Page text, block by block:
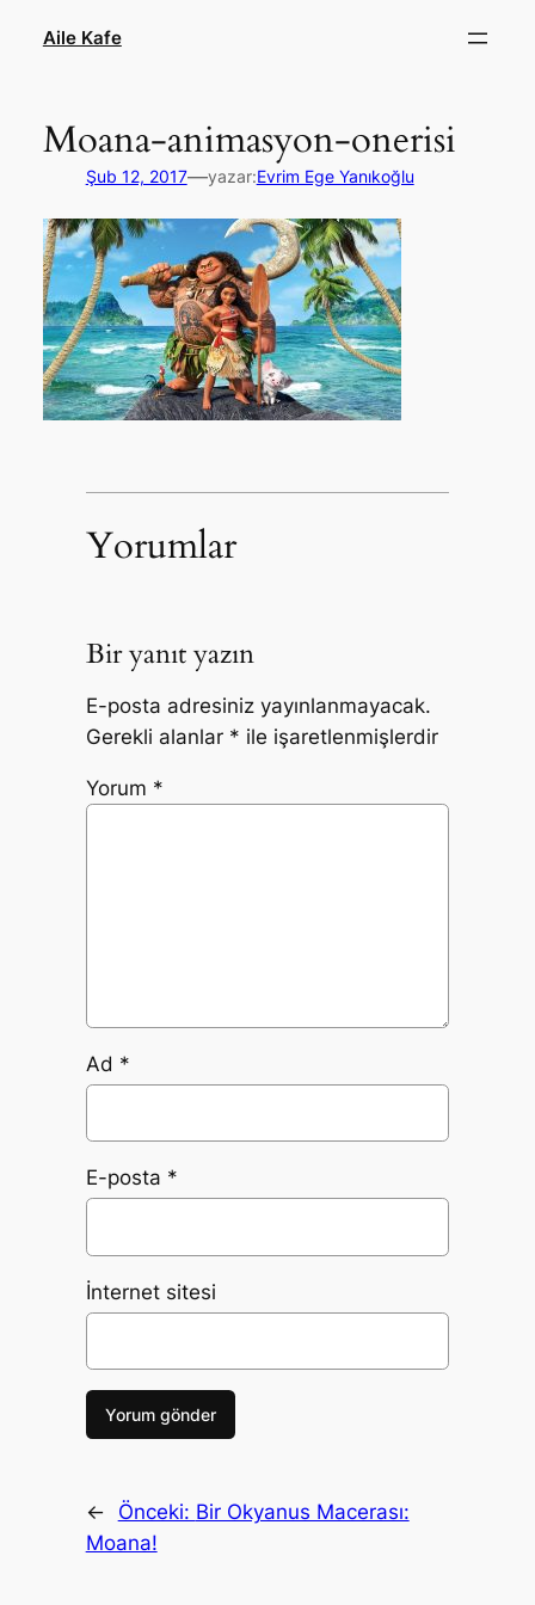
Aile Kafe
Moana-animasyon-onerisi
Şub 12, 2017—yazar:Evrim Ege Yanıkoğlu
Yorumlar
Bir yanıt yazın
E-posta adresiniz yayınlanmayacak.
Gerekli alanlar * ile işaretlenmişlerdir
Yorum *
Ad *
E-posta *
İnternet sitesi
← Önceki: Bir Okyanus Macerası:
Moana!